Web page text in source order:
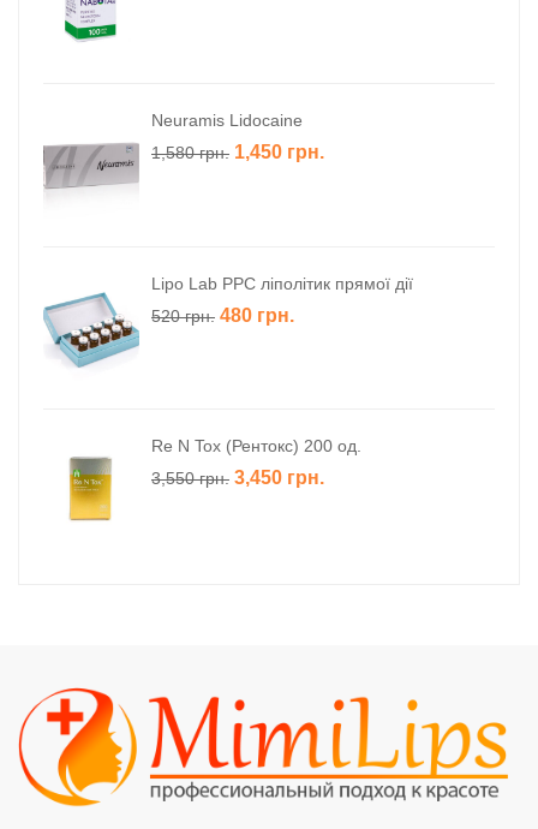
Neuramis Lidocaine
1,580грн. 1,450 грн.
Lipo Lab PPC ліполітик прямої дії
520грн. 480 грн.
Re N Tox (Рентокс) 200 од.
3,550грн. 3,450 грн.